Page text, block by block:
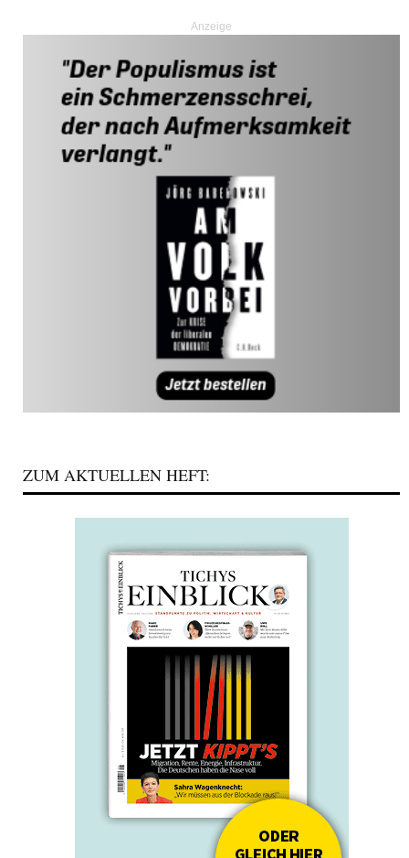
Anzeige
ZUM AKTUELLEN HEFT: